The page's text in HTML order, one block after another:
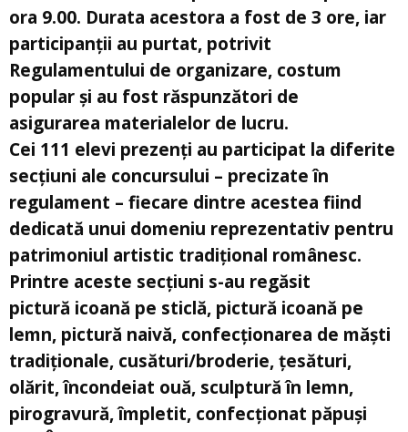
ora 9.00. Durata acestora a fost de 3 ore, iar
participanții au purtat, potrivit
Regulamentului de organizare, costum
popular și au fost răspunzători de
asigurarea materialelor de lucru.
Cei 111 elevi prezenți au participat la diferite
secțiuni ale concursului – precizate în
regulament – fiecare dintre acestea fiind
dedicată unui domeniu reprezentativ pentru
patrimoniul artistic tradițional românesc.
Printre aceste secțiuni s-au regăsit
pictură icoană pe sticlă, pictură icoană pe
lemn, pictură naivă, confecționarea de măști
tradiționale, cusături/broderie, țesături,
olărit, încondeiat ouă, sculptură în lemn,
pirogravură, împletit, confecționat păpuși